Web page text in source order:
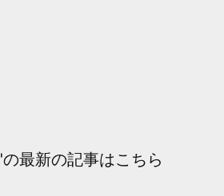
最新の記事はこちら